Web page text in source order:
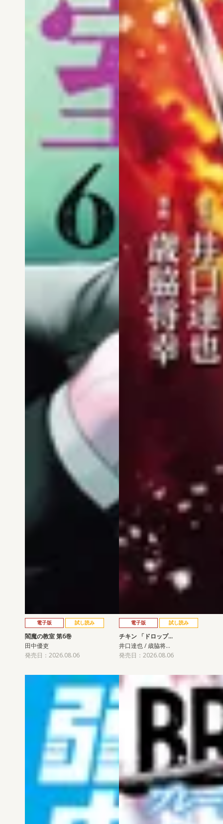
電子版 試し読み
閻魔の教室 第6巻
田中優吏
発売日：2026.08.06
電子版 試し読み
チキン 「ドロップ…
井口達也 / 歳脇将…
発売日：2026.08.06